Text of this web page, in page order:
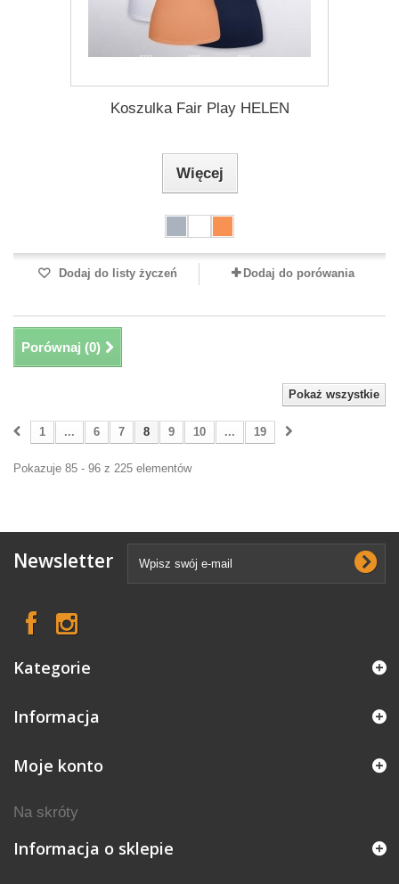
Koszulka Fair Play HELEN
Więcej
Dodaj do listy życzeń Dodaj do porówania
Porównaj (0)
Pokaż wszystkie
1 ... 6 7 8 9 10 ... 19
Pokazuje 85 - 96 z 225 elementów
Newsletter
Kategorie
Informacja
Moje konto
Na skróty
Informacja o sklepie